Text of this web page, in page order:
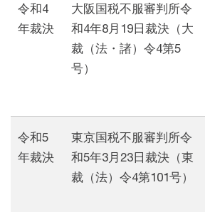
令和4
年裁決
大阪国税不服審判所令
和4年8月19日裁決（大
裁（法・諸）令4第5
号）
令和5
年裁決
東京国税不服審判所令
和5年3月23日裁決（東
裁（法）令4第101号）